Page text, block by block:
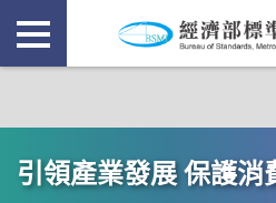
引領產業發展 保護消